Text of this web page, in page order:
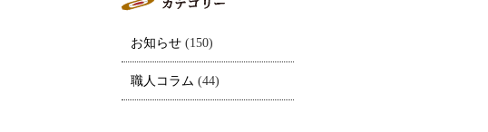
お知らせ(150)
職人コラム (44)